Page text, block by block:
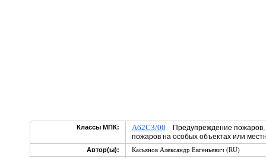
Классы МПК: A62C3/00 Предупреждение пожаров,
пожаров на особых объектах или
Автор(ы):
Касьянов Александр Евгеньевич (RU)